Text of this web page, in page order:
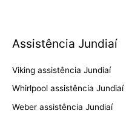
Assistência Jundiaí
Viking assistência Jundiaí
Whirlpool assistência Jundiaí
Weber assistência Jundiaí